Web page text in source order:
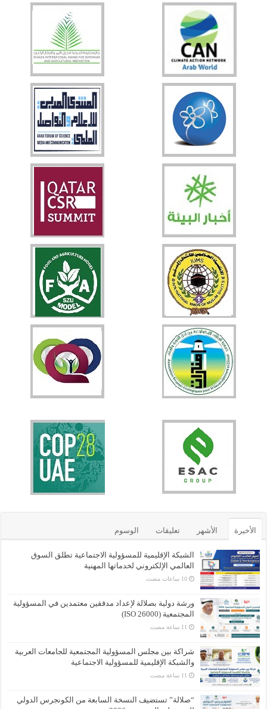
الأخيرة الأشهر تعليقات الوسوم
الشبكة الإقليمية للمسؤولية الاجتماعية تطلق السوق
العالمي الإلكتروني لخدماتها المهنية
ورشة دولية بصلالة لإعداد مدققين معتمدين في المسؤولية
المجتمعية (ISO 26000)
شراكة بين مجلس المسؤولية المجتمعية للجامعات العربية
والشبكة الإقليمية للمسؤولية الاجتماعية
“صلالة” تستضيف النسخة السابعة من الكونجرس الدولي